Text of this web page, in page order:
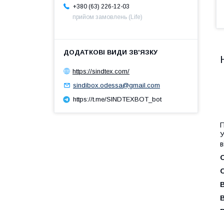
+380 (63) 226-12-03
прийом замовлень (Life)
https://sindtex.com/
sindibox.odessa@gmail.com
https://t.me/SINDTEXBOT_bot